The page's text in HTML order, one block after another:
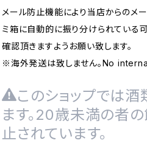
メール防止機能により当店からのメ
ミ箱に自動的に振り分けられている
確認頂きますようお願い致します。
※海外発送は致しません。No
このショップでは
ます。20歳未満の者
止されています。